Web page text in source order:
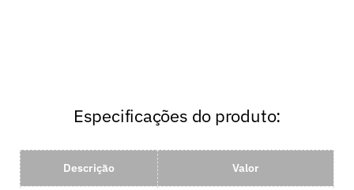
Especificações do produto:
Descrição Valor